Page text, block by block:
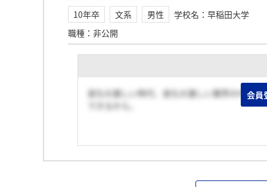
10年卒 文系 男性 学校名 ： 早稲田大学
職種 ： 非公開
変化の激しい時代、変化の激しい業界の中で
できるから。
会員